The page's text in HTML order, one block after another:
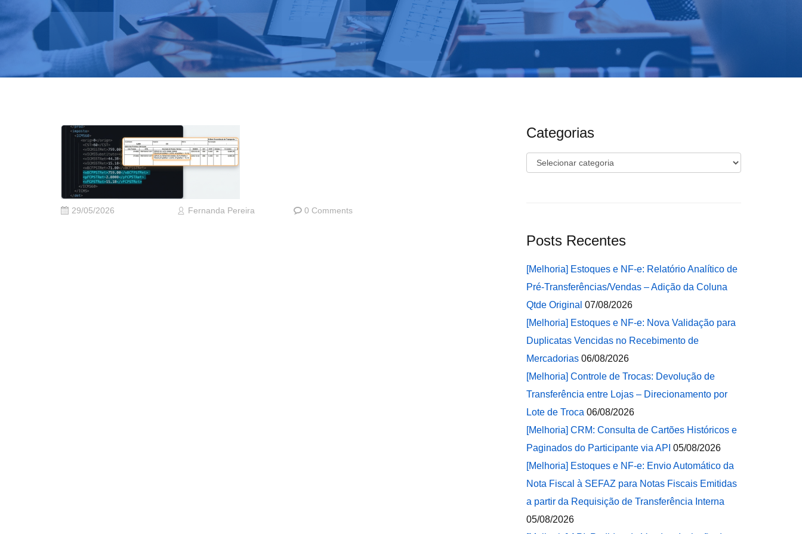
29/05/2026 Fernanda Pereira 0 Comments
Categorias
Categorias
Posts Recentes
[Melhoria] Estoques e NF-e: Relatório Analítico de
Pré-Transferências/Vendas – Adição da Coluna
Qtde Original 07/08/2026
[Melhoria] Estoques e NF-e: Nova Validação para
Duplicatas Vencidas no Recebimento de
Mercadorias 06/08/2026
[Melhoria] Controle de Trocas: Devolução de
Transferência entre Lojas – Direcionamento por
Lote de Troca 06/08/2026
[Melhoria] CRM: Consulta de Cartões Históricos e
Paginados do Participante via API 05/08/2026
[Melhoria] Estoques e NF-e: Envio Automático da
Nota Fiscal à SEFAZ para Notas Fiscais Emitidas
a partir da Requisição de Transferência Interna
05/08/2026